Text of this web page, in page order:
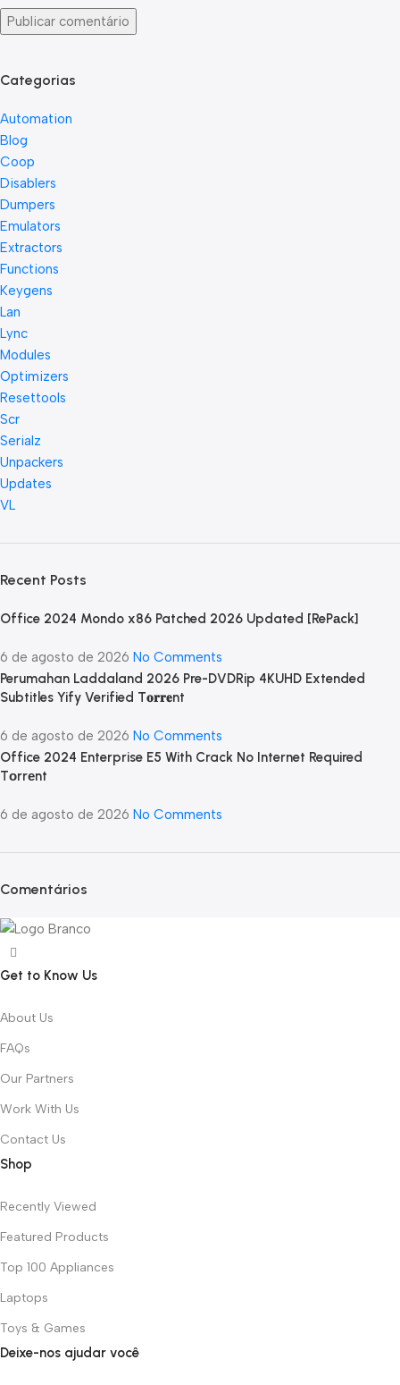
Categorias
Automation
Blog
Coop
Disablers
Dumpers
Emulators
Extractors
Functions
Keygens
Lan
Lync
Modules
Optimizers
Resettools
Scr
Serialz
Unpackers
Updates
VL
Recent Posts
Office 2024 Mondo x86 Patched 2026 Updated [RePаck]
6 de agosto de 2026 No Comments
Perumahan Laddaland 2026 Pre-DVDRip 4KUHD Extended
Subtitles Yify Verified T𝐨𝐫𝐫𝐞nt
6 de agosto de 2026 No Comments
Office 2024 Enterprise E5 With Crack No Internet Required
Tоrrеnt
6 de agosto de 2026 No Comments
Comentários
Get to Know Us
About Us
FAQs
Our Partners
Work With Us
Contact Us
Shop
Recently Viewed
Featured Products
Top 100 Appliances
Laptops
Toys & Games
Deixe-nos ajudar você